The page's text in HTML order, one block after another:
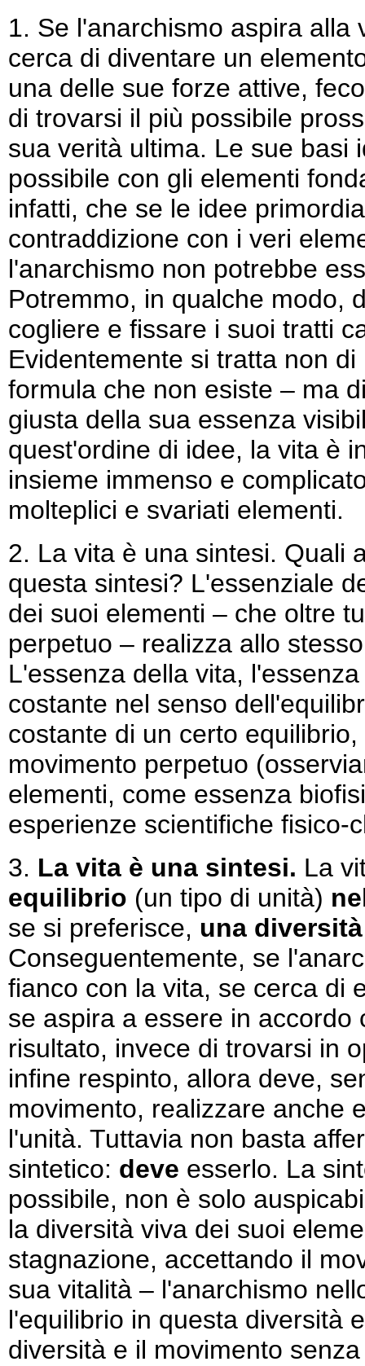
1. Se l'anarchismo aspira
cerca di diventare un
una delle sue forze attive,
di trovarsi il più possibile
sua verità ultima. Le sue basi
possibile con gli elementi
infatti, che se le idee
contraddizione con i veri
l'anarchismo non potrebbe
Potremmo, in qualche modo,
cogliere e fissare i suoi tratti
Evidentemente si tratta non
formula che non esiste – ma
giusta della sua essenza
quest'ordine di idee, la vita è
insieme immenso e
molteplici e svariati elementi.
2. La vita è una sintesi. Quali
questa sintesi? L'essenziale
dei suoi elementi – che oltre
perpetuo – realizza allo
L'essenza della vita,
costante nel senso
costante di un certo
movimento perpetuo
elementi, come essenza
esperienze scientifiche fisico-
3. La vita è una sintesi. La
equilibrio (un tipo di unità)
se si preferisce, una
Conseguentemente, se
fianco con la vita, se cerca di
se aspira a essere in
risultato, invece di trovarsi in
infine respinto, allora deve,
movimento, realizzare anche
l'unità. Tuttavia non basta
sintetico: deve esserlo. La
possibile, non è solo
la diversità viva dei suoi
stagnazione, accettando il
sua vitalità – l'anarchismo
l'equilibrio in questa diversità
diversità e il movimento